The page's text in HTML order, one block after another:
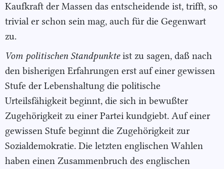
Kaufkraft der Massen das entscheidende ist, trifft, so
trivial er schon sein mag, auch für die Gegenwart
zu.
Vom politischen Standpunkteist zu sagen, daß nach
den bisherigen Erfahrungen erst auf einer gewissen
Stufe der Lebenshaltung die politische
Urteilsfähigkeit beginnt, die sich in bewußter
Zugehörigkeit zu einer Partei kundgiebt. Auf einer
gewissen Stufe beginnt die Zugehörigkeit zur
Sozialdemokratie. Die letzten englischen Wahlen
haben einen Zusammenbruch des englischen